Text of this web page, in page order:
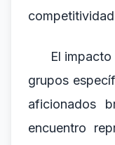
El
grupos
aficionados
encuentro